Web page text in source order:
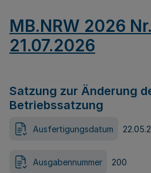
MB.NRW 2026
21.07.2026
Satzung zur Änderung
Betriebssatzung
Ausfertigungsdatum
Ausgabennummer 200